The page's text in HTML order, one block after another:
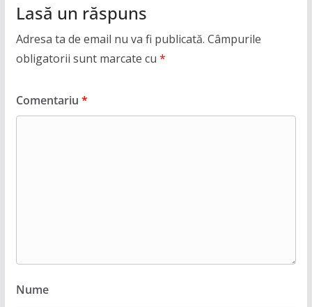
Lasă un răspuns
Adresa ta de email nu va fi publicată. Câmpurile
obligatorii sunt marcate cu *
Comentariu *
Nume